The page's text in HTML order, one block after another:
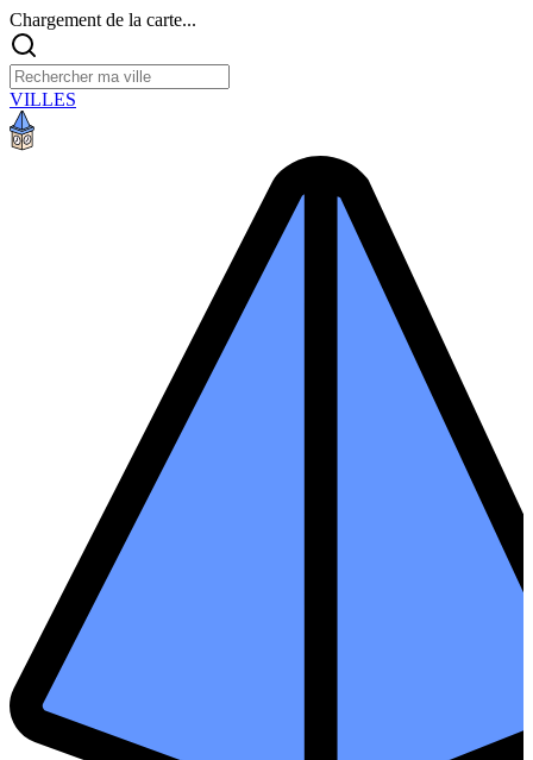
Chargement de la carte...
VILLES